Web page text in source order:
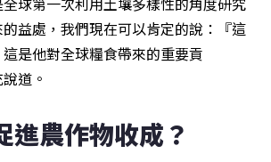
益處，我們現在可以肯定的說：『這
是他對全球糧食帶來的重要貢
道。
進農作物收成？